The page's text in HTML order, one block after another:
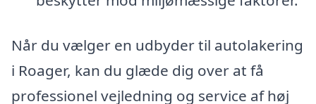
Når du vælger en udbyder til autolakering
i Roager, kan du glæde dig over at få
professionel vejledning og service af høj